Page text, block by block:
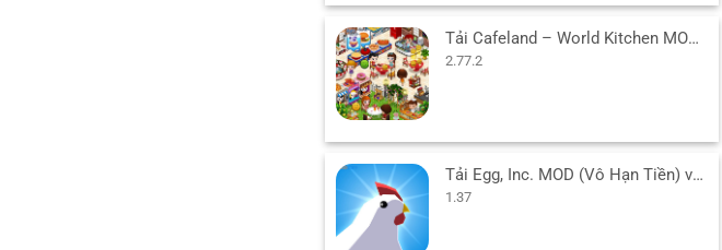
Tải Cafeland – World Kitchen MOD (Vô Hạn Tiền) v2.77.2 APK
2.77.2
Tải Egg, Inc. MOD (Vô Hạn Tiền) v1.37 APK cho Android
1.37